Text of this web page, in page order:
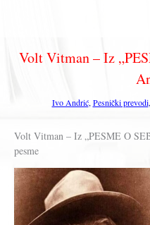
Volt Vitman – Iz
Ivo Andrić, Pesnički prevodi,
Volt Vitman – Iz „PESME O
pesme